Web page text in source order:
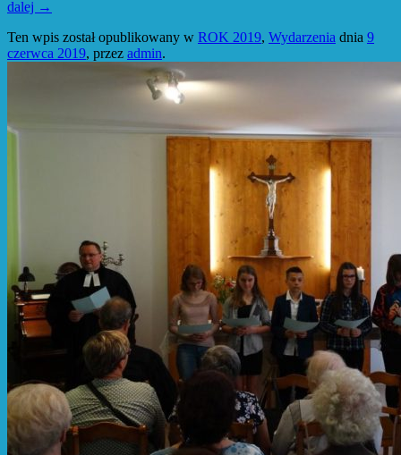
dalej →
Ten wpis został opublikowany w ROK 2019, Wydarzenia dnia 9
czerwca 2019, przez admin.